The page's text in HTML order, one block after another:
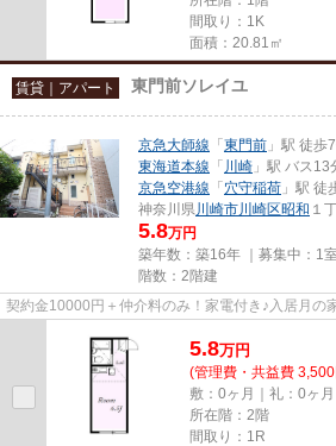
間取り：1K
面積：20.81㎡
賃貸｜アパート 東門前ソレイユ
京急大師線 「 東門前 」駅 徒歩
東海道本線 「 川崎 」駅 バス
京急空港線 「 穴守稲荷 」駅 徒
神奈川県川崎市川崎区昭和 １
5.8万円
築年数：築16年 ｜募集中： 1室
階数：2階建
契約金10000円＋仲介料のみ！家電付き♪入居月の
5.8万円
(管理費・共益費
敷：0ヶ月｜礼：0ヶ月
所在階：2階
間取り：1R